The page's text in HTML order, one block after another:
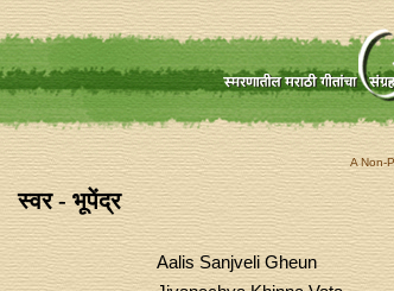
A Non-
स्वर - भूपेंद्र
Aalis Sanjveli Gheun